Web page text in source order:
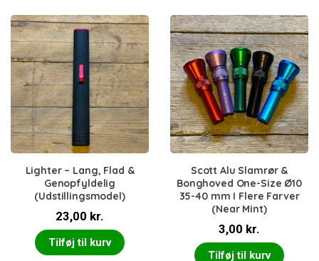
Lighter – Lang, Flad &
Genopfyldelig
(Udstillingsmodel)
23,00 kr.
Tilføj til kurv
Scott Alu Slamrør &
Bonghoved One-Size Ø10
35-40 mm I Flere Farver
(Near Mint)
3,00 kr.
Tilføj til kurv